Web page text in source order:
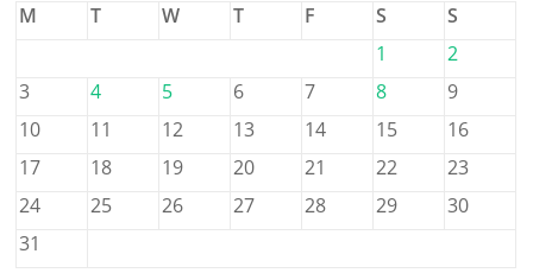
M
T W T F S
S
1
2
3
4 5 6 7 8
9
10
11 12 13 14 15
16
17
18 19 20 21 22
23
24
25 26 27 28 29
30
31